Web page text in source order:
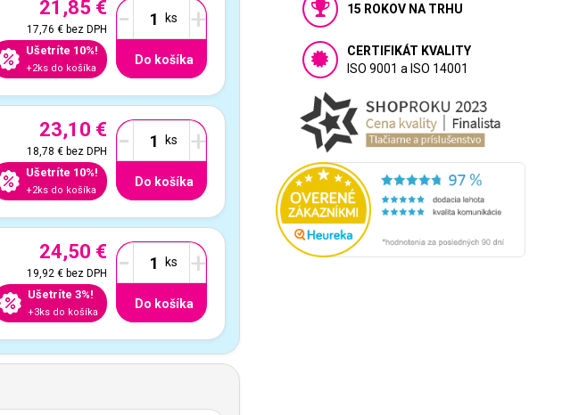
21,85 €
17,76 €bez DPH
Ušetríte 10%!
+2ks do košíka
- +
Do košíka
23,10 €
18,78 €bez DPH
Ušetríte 10%!
+2ks do košíka
- +
Do košíka
24,50 €
19,92 €bez DPH
Ušetríte 3%!
+3ks do košíka
- +
Do košíka
15 ROKOV NA TRHU
CERTIFIKÁT KVALITY
ISO 9001 a ISO 14001